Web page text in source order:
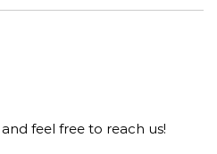
feel free to reach us!